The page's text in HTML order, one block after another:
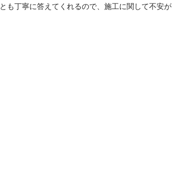
も丁寧に答えてくれるので、施工に関して不安が